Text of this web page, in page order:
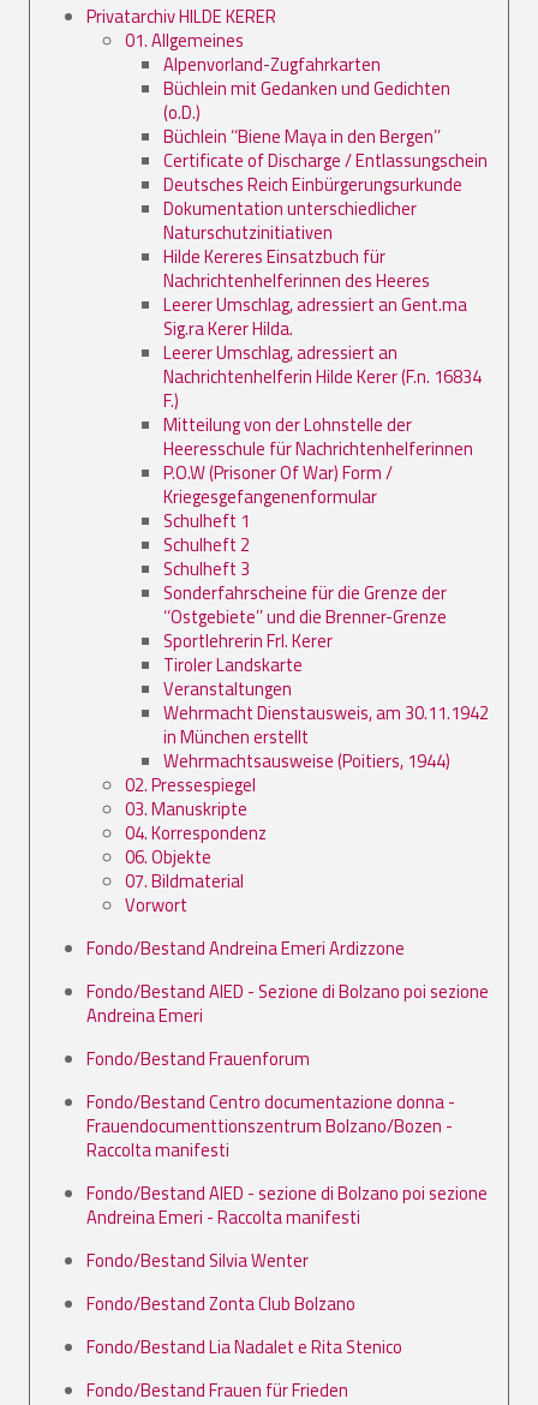
Privatarchiv HILDE KERER
01. Allgemeines
Alpenvorland-Zugfahrkarten
Büchlein mit Gedanken und Gedichten
(o.D.)
Büchlein ‘‘Biene Maya in den Bergen’’
Certificate of Discharge / Entlassungschein
Deutsches Reich Einbürgerungsurkunde
Dokumentation unterschiedlicher
Naturschutzinitiativen
Hilde Kereres Einsatzbuch für
Nachrichtenhelferinnen des Heeres
Leerer Umschlag, adressiert an Gent.ma
Sig.ra Kerer Hilda.
Leerer Umschlag, adressiert an
Nachrichtenhelferin Hilde Kerer (F.n. 16834
F.)
Mitteilung von der Lohnstelle der
Heeresschule für Nachrichtenhelferinnen
P.O.W (Prisoner Of War) Form /
Kriegesgefangenenformular
Schulheft 1
Schulheft 2
Schulheft 3
Sonderfahrscheine für die Grenze der
‘‘Ostgebiete’’ und die Brenner-Grenze
Sportlehrerin Frl. Kerer
Tiroler Landskarte
Veranstaltungen
Wehrmacht Dienstausweis, am 30.11.1942
in München erstellt
Wehrmachtsausweise (Poitiers, 1944)
02. Pressespiegel
03. Manuskripte
04. Korrespondenz
06. Objekte
07. Bildmaterial
Vorwort
Fondo/Bestand Andreina Emeri Ardizzone
Fondo/Bestand AIED - Sezione di Bolzano poi sezione
Andreina Emeri
Fondo/Bestand Frauenforum
Fondo/Bestand Centro documentazione donna -
Frauendocumenttionszentrum Bolzano/Bozen -
Raccolta manifesti
Fondo/Bestand AIED - sezione di Bolzano poi sezione
Andreina Emeri - Raccolta manifesti
Fondo/Bestand Silvia Wenter
Fondo/Bestand Zonta Club Bolzano
Fondo/Bestand Lia Nadalet e Rita Stenico
Fondo/Bestand Frauen für Frieden